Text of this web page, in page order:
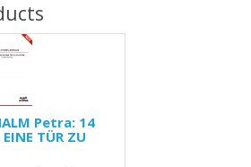
Petra: 14
TÜR ZU